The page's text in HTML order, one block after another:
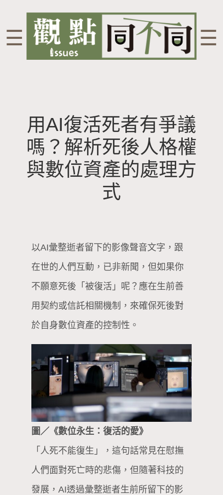
☰ ☰
用AI復活死者有爭議
嗎？解析死後人格權
與數位資產的處理方
式
以AI彙整逝者留下的影像聲音文字，跟
在世的人們互動，已非新聞，但如果你
不願意死後「被復活」呢？應在生前善
用契約或信託相關機制，來確保死後對
於自身數位資產的控制性。
圖／《數位永生：復活的愛》
「人死不能復生」，這句話常見在慰撫
人們面對死亡時的悲傷，但隨著科技的
發展，AI透過彙整逝者生前所留下的影